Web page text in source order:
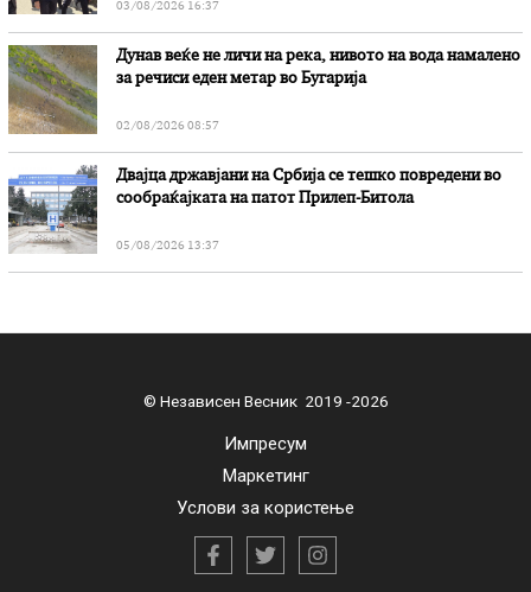
03/08/2026 16:37
Дунав веќе не личи на река, нивото на вода намалено
за речиси еден метар во Бугарија
02/08/2026 08:57
Двајца државјани на Србија се тешко повредени во
сообраќајката на патот Прилеп-Битола
05/08/2026 13:37
© Независен Весник 2019 -2026
Импресум
Маркетинг
Услови за користење